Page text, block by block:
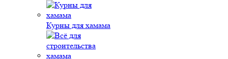
Курны для хамама